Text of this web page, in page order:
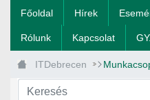
Ugrás a fő tartalomhoz
Főoldal Hírek
Rólunk Kapcsolat
ITDebrecen
homepage